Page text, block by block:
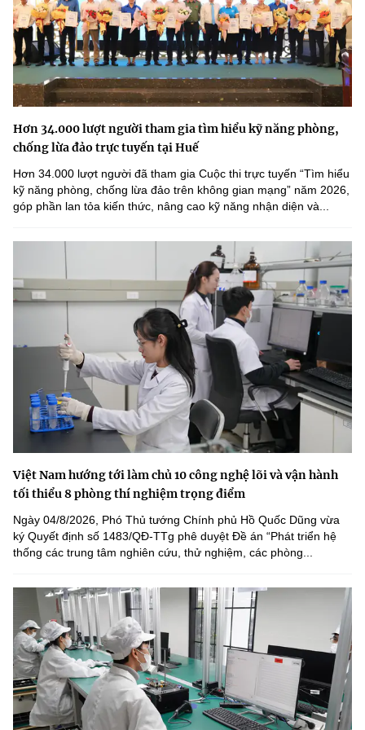
Hơn 34.000 lượt người tham gia tìm hiểu kỹ năng phòng,
chống lừa đảo trực tuyến tại Huế
Hơn 34.000 lượt người đã tham gia Cuộc thi trực tuyến “Tìm hiểu
kỹ năng phòng, chống lừa đảo trên không gian mạng” năm 2026,
góp phần lan tỏa kiến thức, nâng cao kỹ năng nhận diện và...
Việt Nam hướng tới làm chủ 10 công nghệ lõi và vận hành
tối thiểu 8 phòng thí nghiệm trọng điểm
Ngày 04/8/2026, Phó Thủ tướng Chính phủ Hồ Quốc Dũng vừa
ký Quyết định số 1483/QĐ-TTg phê duyệt Đề án “Phát triển hệ
thống các trung tâm nghiên cứu, thử nghiệm, các phòng...